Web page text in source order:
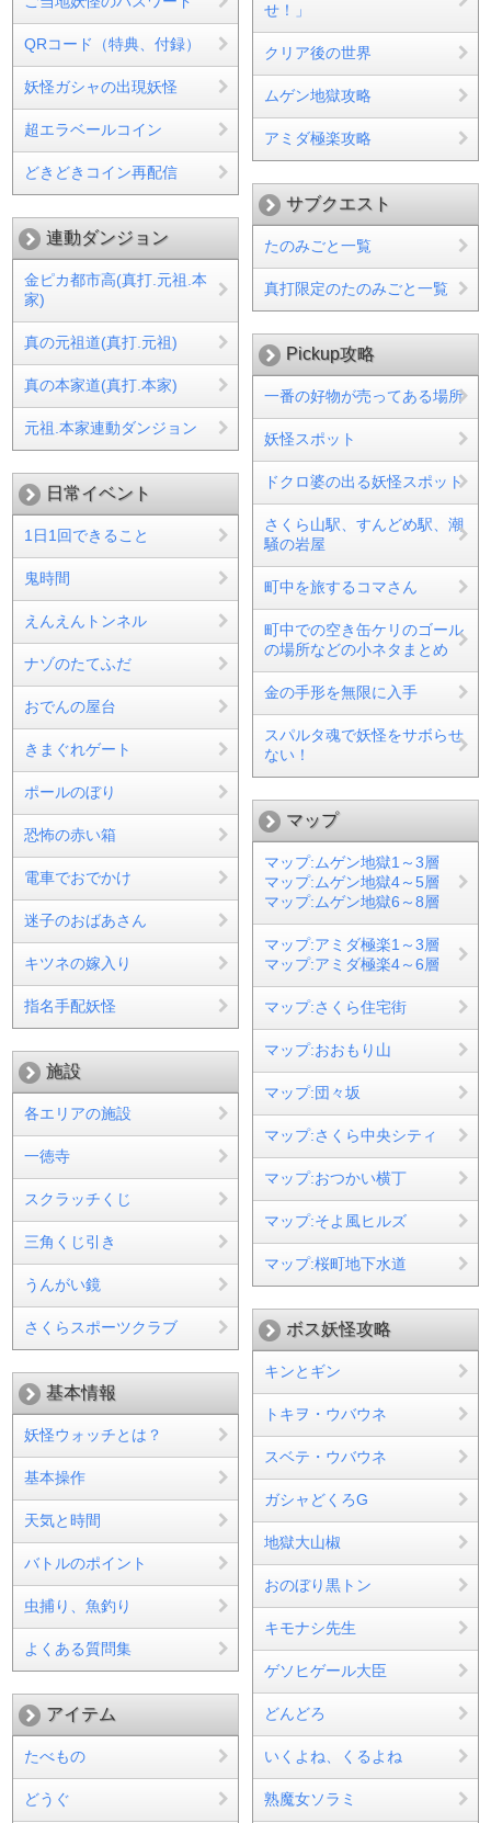
QRコード（特典、付録）
妖怪ガシャの出現妖怪
超エラベールコイン
どきどきコイン再配信
連動ダンジョン
金ピカ都市高(真打.元祖.本
家)
真の元祖道(真打.元祖)
真の本家道(真打.本家)
元祖.本家連動ダンジョン
日常イベント
1日1回できること
鬼時間
えんえんトンネル
ナゾのたてふだ
おでんの屋台
きまぐれゲート
ポールのぼり
恐怖の赤い箱
電車でおでかけ
迷子のおばあさん
キツネの嫁入り
指名手配妖怪
施設
各エリアの施設
一徳寺
スクラッチくじ
三角くじ引き
うんがい鏡
さくらスポーツクラブ
基本情報
妖怪ウォッチとは？
基本操作
天気と時間
バトルのポイント
虫捕り、魚釣り
よくある質問集
アイテム
たべもの
どうぐ
せ！」
クリア後の世界
ムゲン地獄攻略
アミダ極楽攻略
サブクエスト
たのみごと一覧
真打限定のたのみごと一覧
Pickup攻略
一番の好物が売ってある場所
妖怪スポット
ドクロ婆の出る妖怪スポット
さくら山駅、すんどめ駅、潮
騒の岩屋
町中を旅するコマさん
町中での空き缶ケリのゴール
の場所などの小ネタまとめ
金の手形を無限に入手
スパルタ魂で妖怪をサボらせ
ない！
マップ
マップ:ムゲン地獄1～3層
マップ:ムゲン地獄4～5層
マップ:ムゲン地獄6～8層
マップ:アミダ極楽1～3層
マップ:アミダ極楽4～6層
マップ:さくら住宅街
マップ:おおもり山
マップ:団々坂
マップ:さくら中央シティ
マップ:おつかい横丁
マップ:そよ風ヒルズ
マップ:桜町地下水道
ボス妖怪攻略
キンとギン
トキヲ・ウバウネ
スベテ・ウバウネ
ガシャどくろG
地獄大山椒
おのぼり黒トン
キモナシ先生
ゲソヒゲール大臣
どんどろ
いくよね、くるよね
熟魔女ソラミ